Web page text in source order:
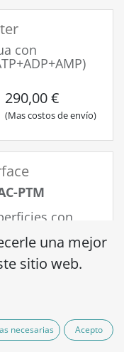
con
290,00€
(Mas costos de envío)
PTM
con
290,00 €
(Pre-
una mejor
sitio web.
necesarias Acepto